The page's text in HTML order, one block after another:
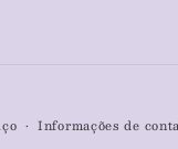
Informações de